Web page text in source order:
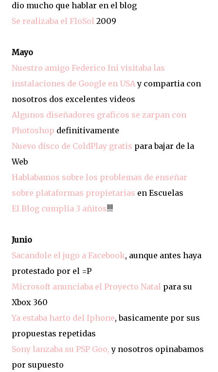
dio mucho que hablar en el blog
Se realizaba el FloSol 2009
Mayo
Nuestro amigo Federico Ini visitaba las
instalaciones de Google en USAy compartia con
nosotros dos excelentes videos
Algunos diseñadores graficos se zarpan con
Photoshop definitivamente
Nuevo disco de ColdPlay gratis para bajar de la
Web
Hablabamos sobre los problemas de enseñar
sobre plataformas propietarias en Escuelas
El Blog cumplia 3 añitos!!!
Junio
Sacandole el jugo a Facebook, aunque antes haya
protestado por el =P
Microsoft anunciaba el Proyecto Natal para su
Xbox 360
Ya estaba harto del Iphone, basicamente por sus
propuestas repetidas
Sony lanzaba su PSP Goo, y nosotros opinabamos
por supuesto